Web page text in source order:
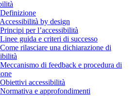
by design
per l’accessibilità
guida e criteri di successo
rilasciare una dichiarazione di
di feedback e procedura di
accessibilità
e approfondimenti